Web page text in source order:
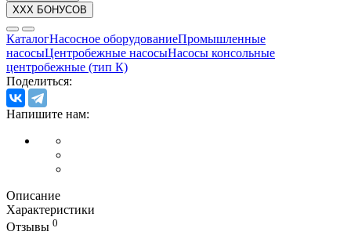
XXX БОНУСОВ
КаталогНасосное оборудованиеПромышленные
насосыЦентробежные насосыНасосы консольные
центробежные (тип К)
Поделиться:
Напишите нам:
Описание
Характеристики
Отзывы 0